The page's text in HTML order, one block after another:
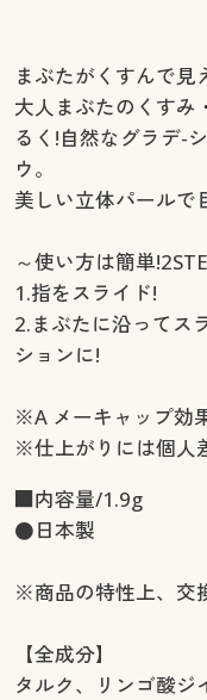
まぶたがくすんで見
大人まぶたのくすみ
るく!自然なグラデ-
ウ。
美しい立体パールで
～使い方は簡単
1.指をスライド!
2.まぶたに沿ってス
ションに!
※A メーキャップ効
※仕上がりには個人
■内容量/1.9g
●日本製
※商品の特性上、交
【全成分】
タルク、リンゴ酸ジ